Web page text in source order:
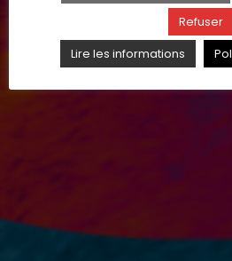
Refuser
Lire les informations